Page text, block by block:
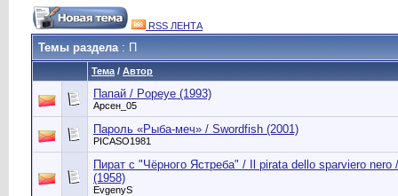
RSS ЛЕНТА
Темы раздела: П
Тема / Автор
Папай / Popeye (1993)
Арсен_05
Пароль «Рыба-меч» / Swordfish (2001)
PICASO1981
Пират с "Чёрного Ястреба" / Il pirata dello sparviero
(1958)
EvgenyS